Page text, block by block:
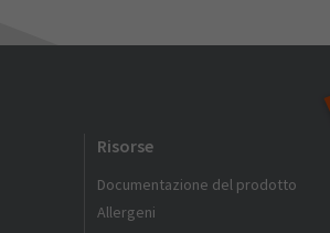
Risorse
Documentazione del prodotto
Allergeni